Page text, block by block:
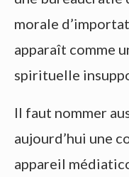
morale
apparaît comme
spirituelle
Il faut nommer
aujourd’hui une
appareil